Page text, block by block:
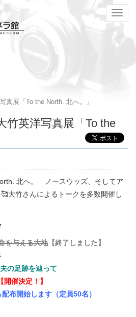
メ
ニ
真展「To the North. 北へ。」
竹英洋写真展「To the
北へ。 ノースウッズ、そしてア
大竹さんによるトークを多数開催し
与える大地【終了しました】
足跡を辿って
催決定！】
布開始します（定員50名）